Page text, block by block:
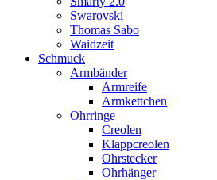
Swarovski
Thomas Sabo
Waidzeit
Schmuck
Armbänder
Armreife
Armkettchen
Ohrringe
Creolen
Klappcreolen
Ohrstecker
Ohrhänger